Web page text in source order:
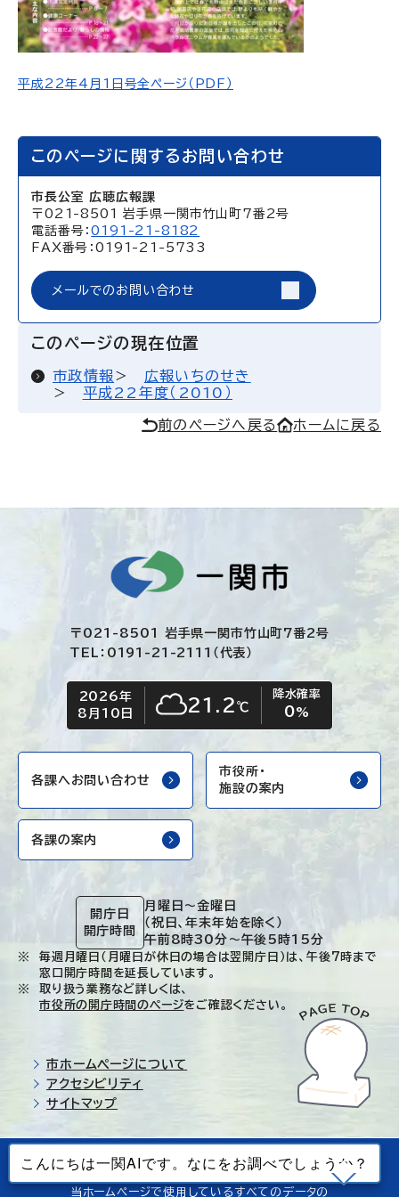
平成22年4月1日号全ページ（PDF）
このページに関するお問い合わせ
市長公室 広聴広報課
〒021-8501 岩手県一関市竹山町7番2号
電話番号：0191-21-8182
FAX番号：0191-21-5733
メールでのお問い合わせ
このページの現在位置
市政情報
広報いちのせき
平成22年度（2010）
前のページへ戻る ホームに戻る
〒021-8501 岩手県一関市竹山町7番2号
TEL：0191-21-2111（代表）
今日の日付
2026年
8月10日
今日の天気
くもり21.2℃
降水確率
0%
各課へお問い合わせ
市役所・
施設の案内
各課の案内
開庁日
開庁時間
月曜日～金曜日
（祝日、年末年始を除く）
午前8時30分～午後5時15分
毎週月曜日（月曜日が休日の場合は翌開庁日）は、午後7時まで
窓口開庁時間を延長しています。
取り扱う業務など詳しくは、
市役所の開庁時間のページをご確認ください。
市ホームページについて
アクセシビリティ
サイトマップ
© Ichinoseki-city. All rights reserved.
当ホームページで使用しているすべてのデータの